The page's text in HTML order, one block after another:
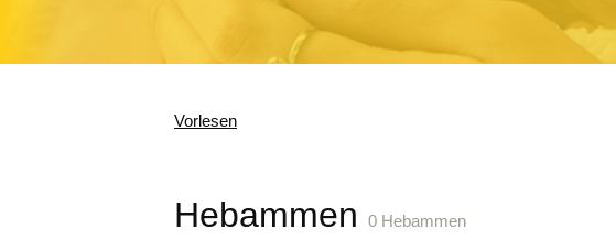
Vorlesen
Hebammen0 Hebammen